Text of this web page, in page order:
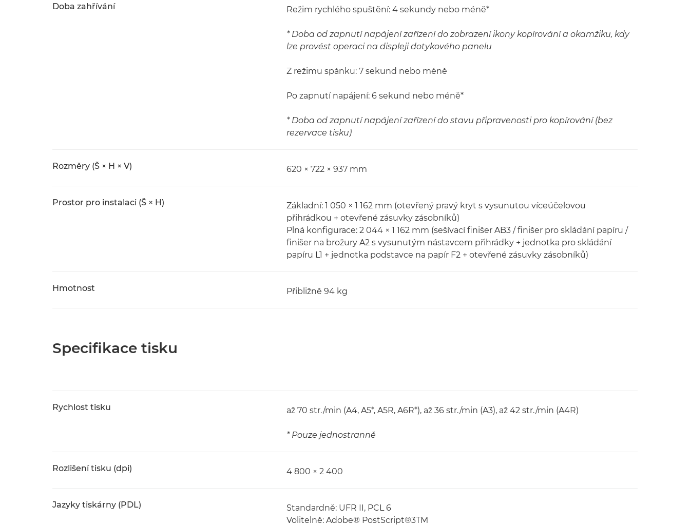
Doba zahřívání Režim rychlého spuštění: 4 sekundy nebo méně*
* Doba od zapnutí napájení zařízení do zobrazení ikony kopírování a okamžiku, kdy
lze provést operaci na displeji dotykového panelu
Z režimu spánku: 7 sekund nebo méně
Po zapnutí napájení: 6 sekund nebo méně*
* Doba od zapnutí napájení zařízení do stavu připravenosti pro kopírování (bez
rezervace tisku)
Rozměry (Š × H × V) 620 × 722 × 937 mm
Prostor pro instalaci (Š × H)
Základní: 1 050 × 1 162 mm (otevřený pravý kryt s vysunutou víceúčelovou
přihrádkou + otevřené zásuvky zásobníků)
Plná konfigurace: 2 044 × 1 162 mm (sešívací finišer AB3 / finišer pro skládání papíru /
finišer na brožury A2 s vysunutým nástavcem přihrádky + jednotka pro skládání
papíru L1 + jednotka podstavce na papír F2 + otevřené zásuvky zásobníků)
Hmotnost Přibližně 94 kg
Specifikace tisku
Rychlost tisku až 70 str./min (A4, A5*, A5R, A6R*), až 36 str./min (A3), až 42 str./min (A4R)
* Pouze jednostranně
Rozlišení tisku (dpi) 4 800 × 2 400
Jazyky tiskárny (PDL)
Standardně: UFR II, PCL 6
Volitelně: Adobe® PostScript®3TM